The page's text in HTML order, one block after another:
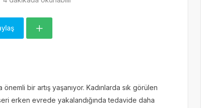
bir artış yaşanıyor. Kadınlarda sık görülen
erken evrede yakalandığında tedavide daha